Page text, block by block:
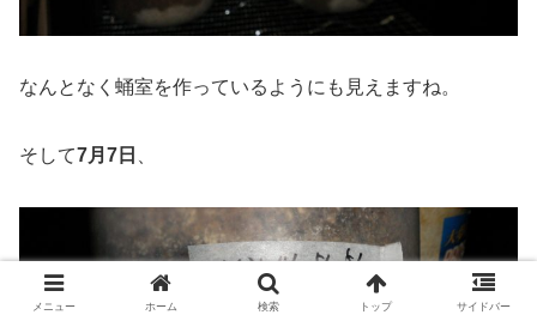
なんとなく蛹室を作っているようにも見えますね。
そして7月7日
メニュー ホーム 検索 トップ サイドバー